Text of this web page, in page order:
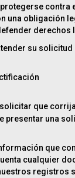
protegerse contra
una obligación
derechos
su
que
presentar una
que
cualquier
registros